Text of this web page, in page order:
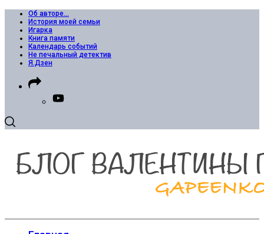
Об авторе…
История моей семьи
Игарка
Книга памяти
Календарь событий
Не печальный детектив
Я.Дзен